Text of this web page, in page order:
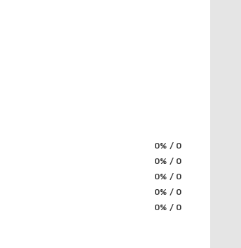
0% / 0
0% / 0
0% / 0
0% / 0
0% / 0